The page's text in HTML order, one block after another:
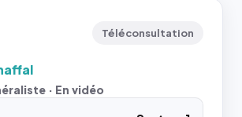
Téléconsultation
· En vidéo